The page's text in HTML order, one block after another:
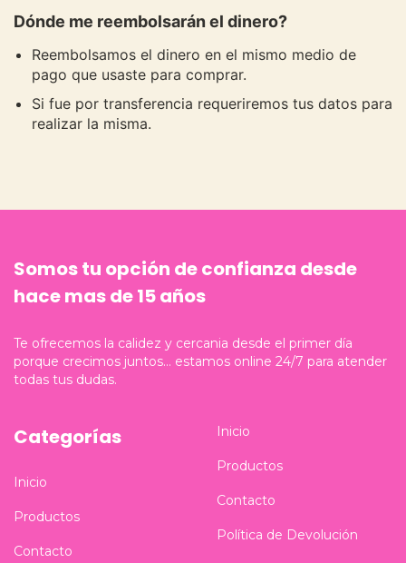
Dónde me reembolsarán el dinero?
Reembolsamos el dinero en el mismo medio de
pago que usaste para comprar.
Si fue por transferencia requeriremos tus datos para
realizar la misma.
Somos tu opción de confianza desde
hace mas de 15 años
Te ofrecemos la calidez y cercania desde el primer día
porque crecimos juntos... estamos online 24/7 para atender
todas tus dudas.
Categorías
Inicio
Productos
Contacto
Inicio
Productos
Contacto
Política de Devolución